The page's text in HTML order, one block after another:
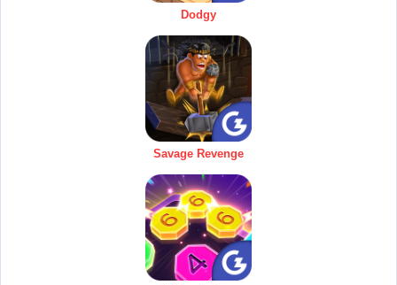
Dodgy
Savage Revenge